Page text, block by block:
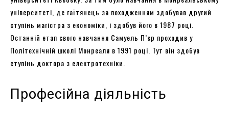
університеті, де гаїтянець за походженням здобував другий
ступінь магістра з економіки, і здобув його в 1987 році.
Останній етап свого навчання Самуель П’єр проходив у
Політехнічній школі Монреаля в 1991 році. Тут він здобув
ступінь доктора з електротехніки.
Професійна діяльність